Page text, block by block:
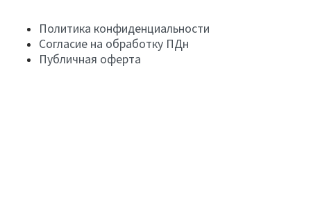
Политика конфиденциальности
Согласие на обработку ПДн
Публичная оферта